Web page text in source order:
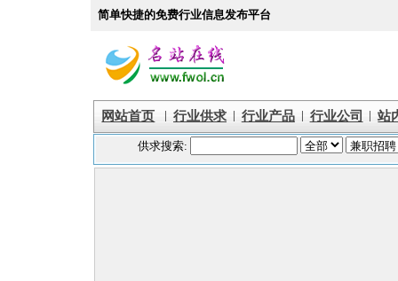
简单快捷的免费行业信息发布平台
网站首页 | 行业供求 | 行业产品 | 行业公司 | 站